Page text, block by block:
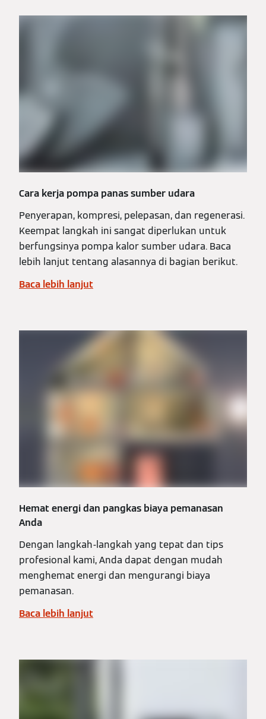
Cara kerja pompa panas sumber udara
Penyerapan, kompresi, pelepasan, dan regenerasi.
Keempat langkah ini sangat diperlukan untuk
berfungsinya pompa kalor sumber udara. Baca
lebih lanjut tentang alasannya di bagian berikut.
Baca lebih lanjut
Hemat energi dan pangkas biaya pemanasan
Anda
Dengan langkah-langkah yang tepat dan tips
profesional kami, Anda dapat dengan mudah
menghemat energi dan mengurangi biaya
pemanasan.
Baca lebih lanjut